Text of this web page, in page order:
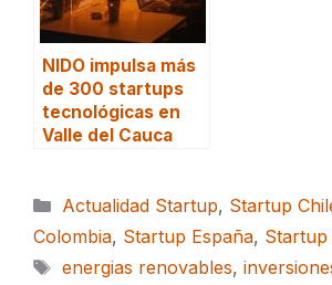
NIDO impulsa más
de 300 startups
tecnológicas en
Valle del Cauca
Categorías
Actualidad Startup, Startup
Colombia, Startup España, Startup
Etiquetas
energias renovables,